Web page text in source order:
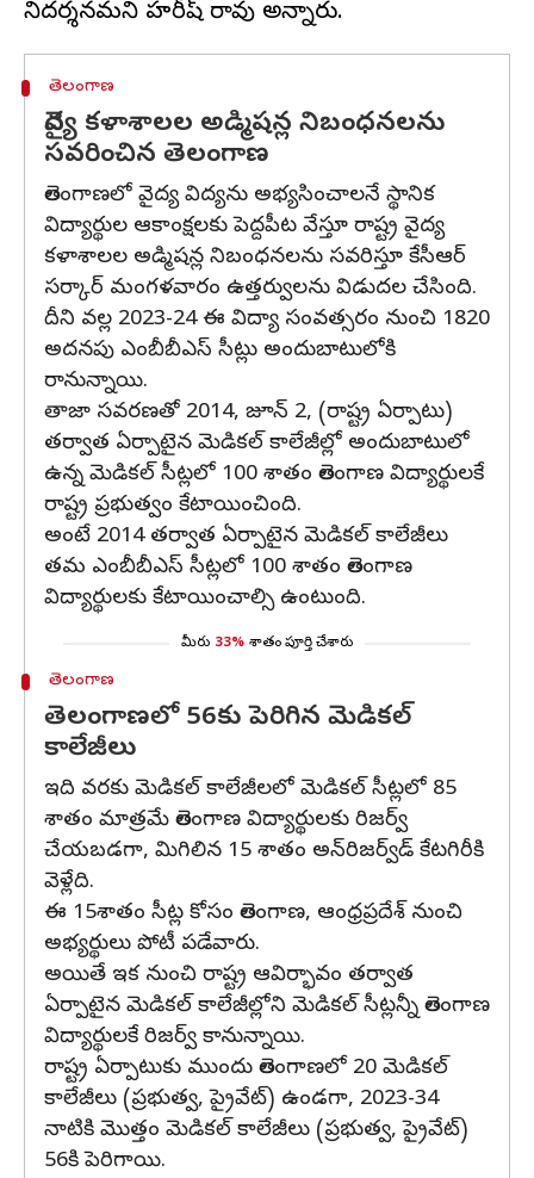
తెలంగాణ
వైద్య కళాశాలల అడ్మిషన్ల నిబంధనలను
సవరించిన తెలంగాణ
తెలంగాణలో వైద్య విద్యను అభ్యసించాలనే స్థానిక
విద్యార్థుల ఆకాంక్షలకు పెద్దపీట వేస్తూ రాష్ట్ర వైద్య
కళాశాలల అడ్మిషన్ల నిబంధనలను సవరిస్తూ కేసీఆర్
సర్కార్ మంగళవారం ఉత్తర్వులను విడుదల చేసింది.
దీని వల్ల 2023-24 ఈ విద్యా సంవత్సరం నుంచి 1820
అదనపు ఎంబీబీఎస్ సీట్లు అందుబాటులోకి
రానున్నాయి.
తాజా సవరణతో 2014, జూన్ 2, (రాష్ట్ర ఏర్పాటు)
తర్వాత ఏర్పాటైన మెడికల్ కాలేజీల్లో అందుబాటులో
ఉన్న మెడికల్ సీట్లలో 100 శాతం తెలంగాణ విద్యార్థులకే
రాష్ట్ర ప్రభుత్వం కేటాయించింది.
అంటే 2014 తర్వాత ఏర్పాటైన మెడికల్ కాలేజీలు
తమ ఎంబీబీఎస్ సీట్లలో 100 శాతం తెలంగాణ
విద్యార్థులకు కేటాయించాల్సి ఉంటుంది.
మీరు 33% శాతం పూర్తి చేశారు
తెలంగాణ
తెలంగాణలో 56కు పెరిగిన మెడికల్
కాలేజీలు
ఇది వరకు మెడికల్ కాలేజీలలో మెడికల్ సీట్లలో 85
శాతం మాత్రమే తెలంగాణ విద్యార్థులకు రిజర్వ్
చేయబడగా, మిగిలిన 15 శాతం అన్‌రిజర్వ్‌డ్ కేటగిరీకి
వెళ్లేది.
ఈ 15శాతం సీట్ల కోసం తెలంగాణ, ఆంధ్రప్రదేశ్ నుంచి
అభ్యర్థులు పోటీ పడేవారు.
అయితే ఇక నుంచి రాష్ట్ర ఆవిర్భావం తర్వాత
ఏర్పాటైన మెడికల్ కాలేజీల్లోని మెడికల్ సీట్లన్నీ తెలంగాణ
విద్యార్థులకే రిజర్వ్ కానున్నాయి.
రాష్ట్ర ఏర్పాటుకు ముందు తెలంగాణలో 20 మెడికల్
కాలేజీలు (ప్రభుత్వ, ప్రైవేట్) ఉండగా, 2023-34
నాటికి మొత్తం మెడికల్ కాలేజీలు (ప్రభుత్వ, ప్రైవేట్)
56కి పెరిగాయి.